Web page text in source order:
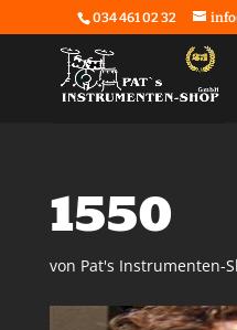
034 461 02 32
1550
von Pat's Instrumenten-